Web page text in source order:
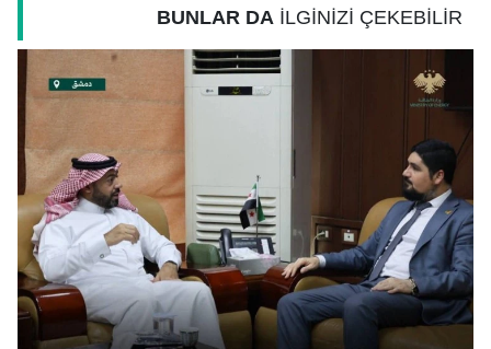
BUNLAR DA İLGİNİZİ ÇEKEBİLİR